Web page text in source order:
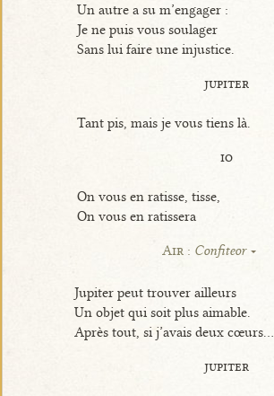
Un autre a su m’engager :
Je ne puis vous soulager
Sans lui faire une injustice.
jupiter
Tant pis, mais je vous tiens là.
io
On vous en ratisse, tisse,
On vous en ratissera
Air : Confiteor
Jupiter peut trouver ailleurs
Un objet qui soit plus aimable.
Après tout, si j’avais deux cœurs...
jupiter